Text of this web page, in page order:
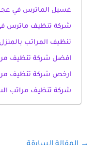
غسيل الماترس في
شركة تنظيف ماترس
تنظيف المراتب
افضل شركة تنظيف
ارخص شركة تنظيف
شركة تنظيف مراتب